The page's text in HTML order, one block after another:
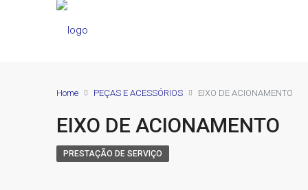
Home PEÇAS E ACESSÓRIOS EIXO DE ACIONAMENTO
EIXO DE ACIONAMENTO
PRESTAÇÃO DE SERVIÇO